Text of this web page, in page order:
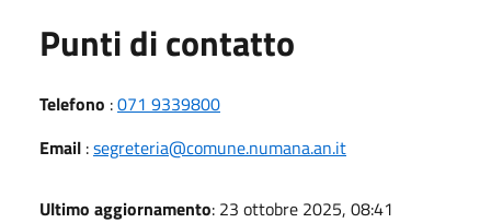
Punti di contatto
Telefono :071 9339800
Email :segreteria@comune.numana.an.it
Ultimo aggiornamento: 23 ottobre 2025, 08:41